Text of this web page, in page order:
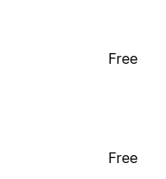
Free
Free